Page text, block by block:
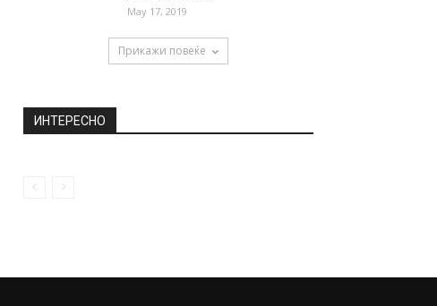
May 17, 2019
Прикажи повеќе
ИНТЕРЕСНО